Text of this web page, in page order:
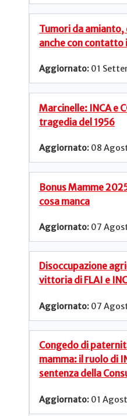
Tumori da
anche con
01
Marcinelle: INCA e
tragedia del 1956
08
Bonus Mamme
cosa manca
07
Disoccupazione
vittoria di FLAI e
07
Congedo di
mamma: il ruolo di
sentenza della
01